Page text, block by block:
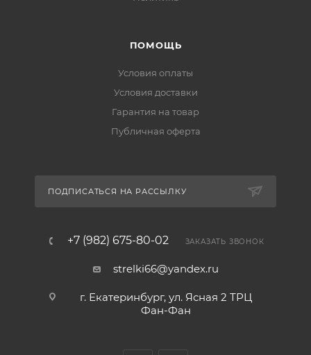
ПОМОЩЬ
Условия оплаты
Условия доставки
Гарантия на товар
Публичная оферта
ПОДПИСАТЬСЯ НА РАССЫЛКУ
+7 (982) 675-80-02 ЗАКАЗАТЬ ЗВОНОК
strelki66@yandex.ru
г. Екатеринбург, ул. Ясная 2 ТРЦ
Фан-Фан